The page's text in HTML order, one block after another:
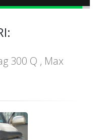
300 Q , Max